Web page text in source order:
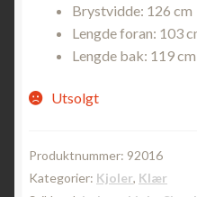
Brystvidde: 126 cm
Lengde foran: 103
Lengde bak: 119 cm
Utsolgt
Produktnummer: 92016
Kategorier: Kjoler, Klær